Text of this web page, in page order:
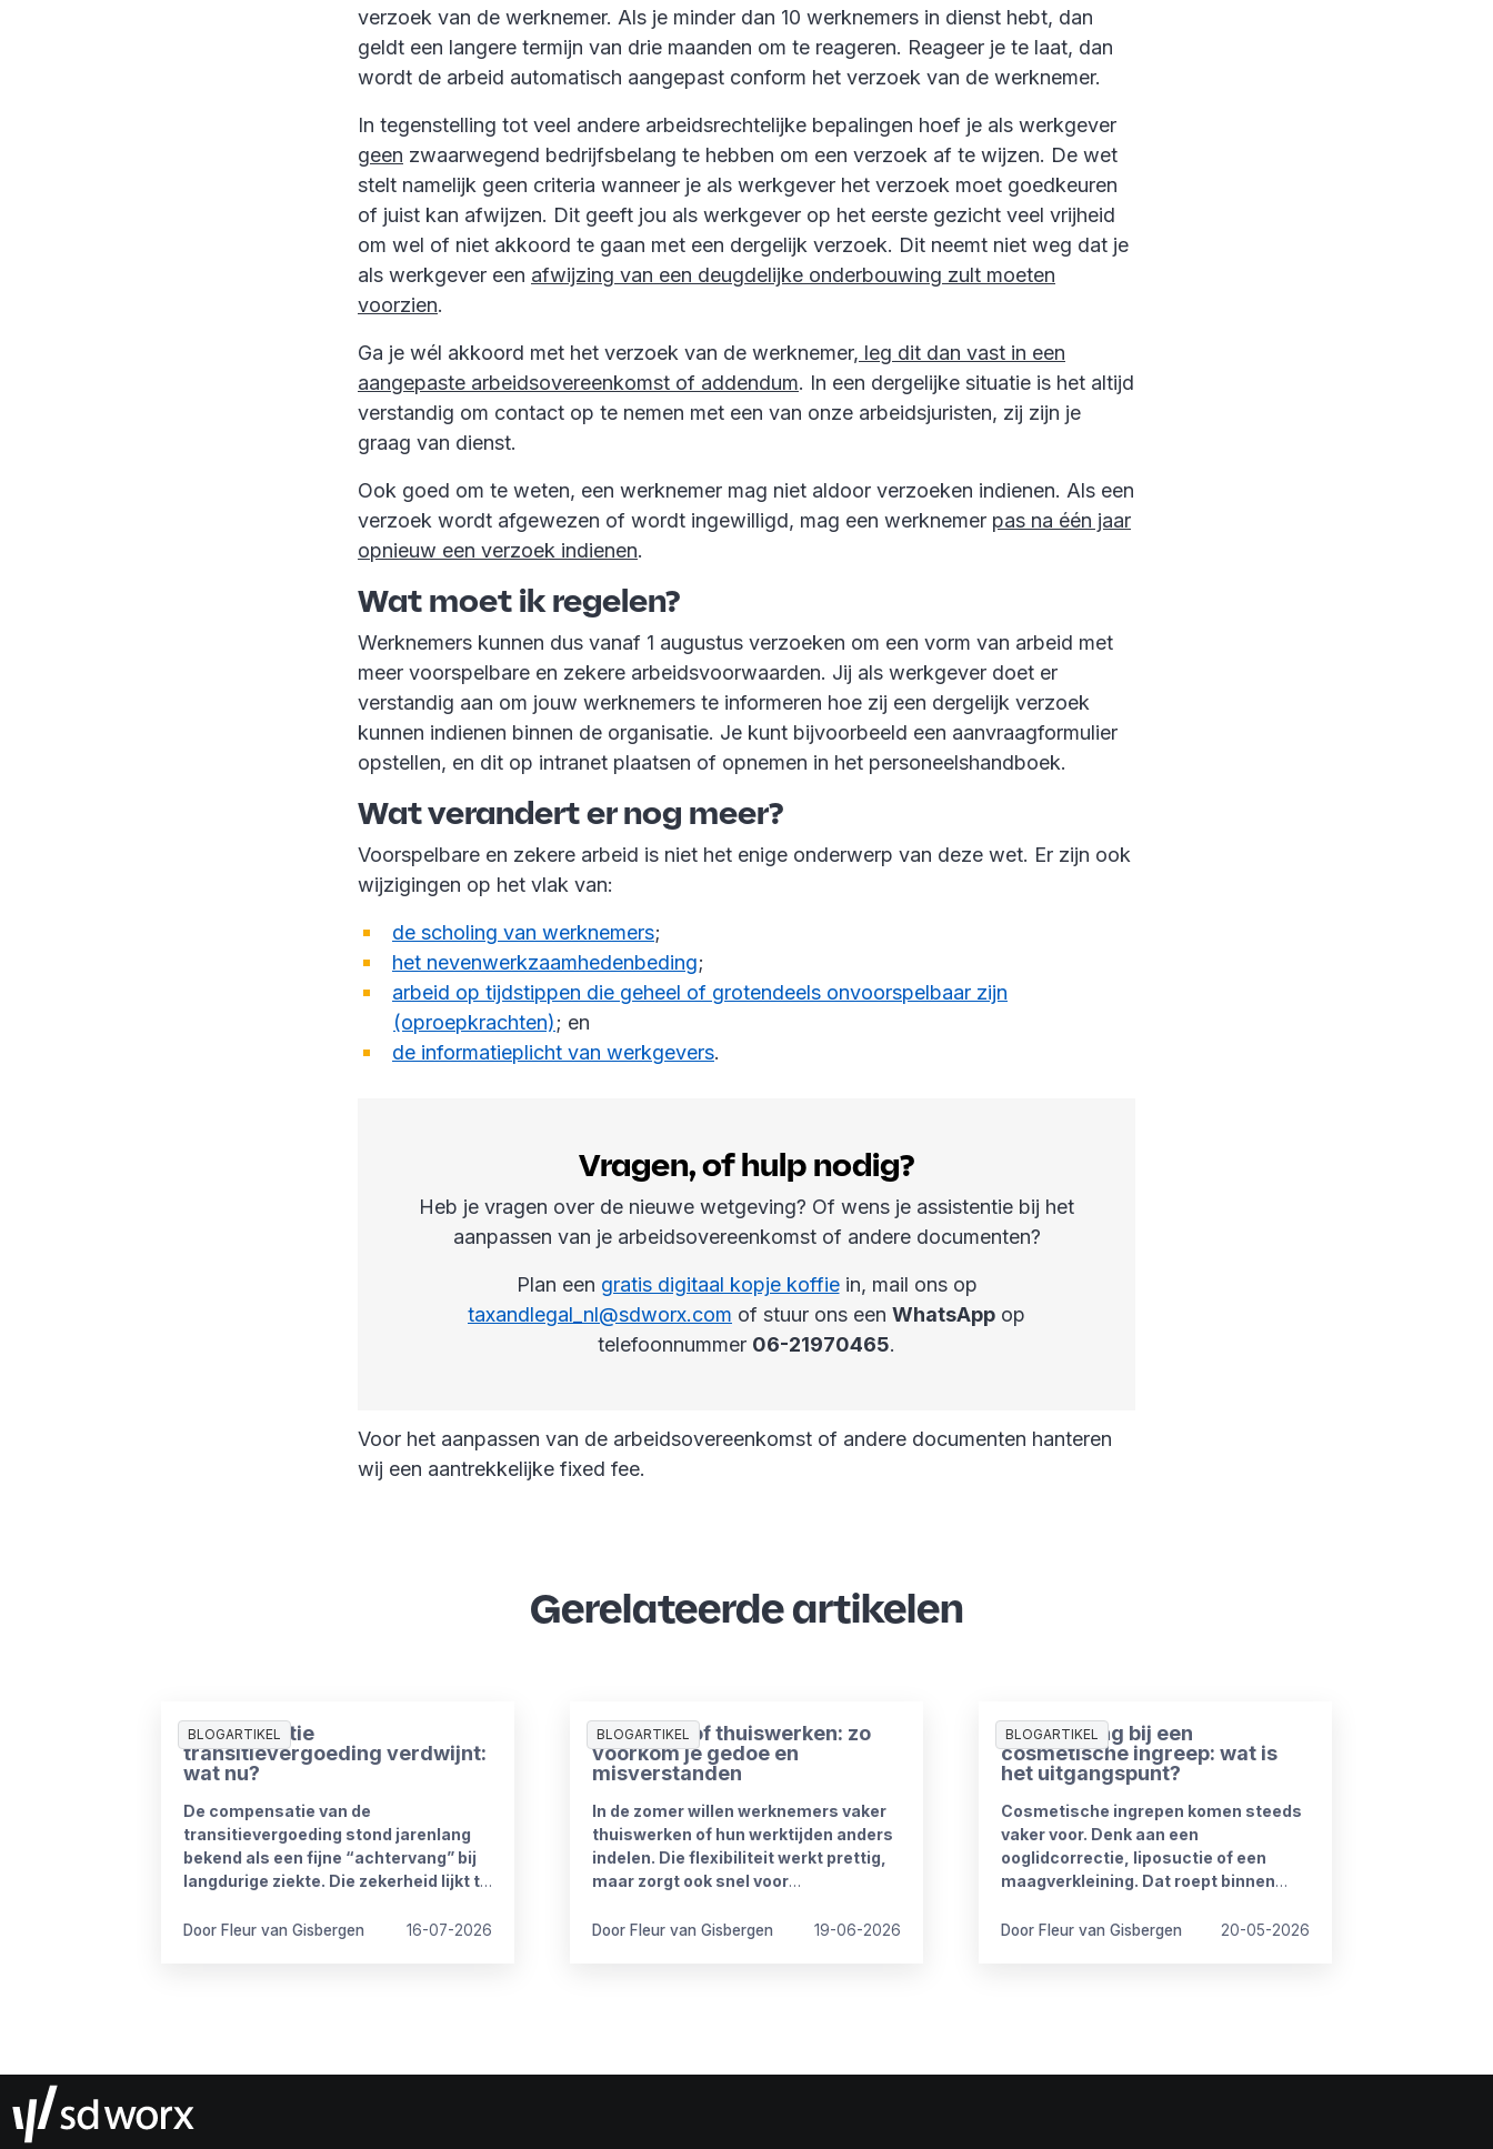
verzoek van de werknemer. Als je minder dan 10 werknemers in dienst hebt, dan
geldt een langere termijn van drie maanden om te reageren. Reageer je te laat, dan
wordt de arbeid automatisch aangepast conform het verzoek van de werknemer.
In tegenstelling tot veel andere arbeidsrechtelijke bepalingen hoef je als werkgever
geen zwaarwegend bedrijfsbelang te hebben om een verzoek af te wijzen. De wet
stelt namelijk geen criteria wanneer je als werkgever het verzoek moet goedkeuren
of juist kan afwijzen. Dit geeft jou als werkgever op het eerste gezicht veel vrijheid
om wel of niet akkoord te gaan met een dergelijk verzoek. Dit neemt niet weg dat je
als werkgever een afwijzing van een deugdelijke onderbouwing zult moeten
voorzien.
Ga je wél akkoord met het verzoek van de werknemer, leg dit dan vast in een
aangepaste arbeidsovereenkomst of addendum. In een dergelijke situatie is het altijd
verstandig om contact op te nemen met een van onze arbeidsjuristen, zij zijn je
graag van dienst.
Ook goed om te weten, een werknemer mag niet aldoor verzoeken indienen. Als een
verzoek wordt afgewezen of wordt ingewilligd, mag een werknemer pas na één jaar
opnieuw een verzoek indienen.
Wat moet ik regelen?
Werknemers kunnen dus vanaf 1 augustus verzoeken om een vorm van arbeid met
meer voorspelbare en zekere arbeidsvoorwaarden. Jij als werkgever doet er
verstandig aan om jouw werknemers te informeren hoe zij een dergelijk verzoek
kunnen indienen binnen de organisatie. Je kunt bijvoorbeeld een aanvraagformulier
opstellen, en dit op intranet plaatsen of opnemen in het personeelshandboek.
Wat verandert er nog meer?
Voorspelbare en zekere arbeid is niet het enige onderwerp van deze wet. Er zijn ook
wijzigingen op het vlak van:
de scholing van werknemers;
het nevenwerkzaamhedenbeding;
arbeid op tijdstippen die geheel of grotendeels onvoorspelbaar zijn
(oproepkrachten); en
de informatieplicht van werkgevers.
Vragen, of hulp nodig?
Heb je vragen over de nieuwe wetgeving? Of wens je assistentie bij het
aanpassen van je arbeidsovereenkomst of andere documenten?
Plan een gratis digitaal kopje koffiein, mail ons op
taxandlegal_nl@sdworx.com of stuur ons een WhatsApp op
telefoonnummer 06-21970465.
Voor het aanpassen van de arbeidsovereenkomst of andere documenten hanteren
wij een aantrekkelijke fixed fee.
Gerelateerde artikelen
BLOGARTIKEL
Compensatie
transitievergoeding verdwijnt:
wat nu?
De compensatie van de
transitievergoeding stond jarenlang
bekend als een fijne “achtervang” bij
langdurige ziekte. Die zekerheid lijkt te
kabinet heeft plannen om de
Door Fleur van Gisbergen 16-07-2026
BLOGARTIKEL
Zomerproof thuiswerken: zo
voorkom je gedoe en
misverstanden
In de zomer willen werknemers vaker
thuiswerken of hun werktijden anders
indelen. Die flexibiliteit werkt prettig,
maar zorgt ook snel voor
wat niet? Wanneer is iemand
Door Fleur van Gisbergen 19-06-2026
BLOGARTIKEL
Ziekmelding bij een
cosmetische ingreep: wat is
het uitgangspunt?
Cosmetische ingrepen komen steeds
vaker voor. Denk aan een
ooglidcorrectie, liposuctie of een
maagverkleining. Dat roept binnen
Door Fleur van Gisbergen 20-05-2026